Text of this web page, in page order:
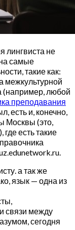
лингвиста не
самые
такие как:
межкультурной
(например, любой
преподавания
есть и, конечно,
Москвы (это,
где есть такие
а так же
язык — одна из
связи между
сегодня